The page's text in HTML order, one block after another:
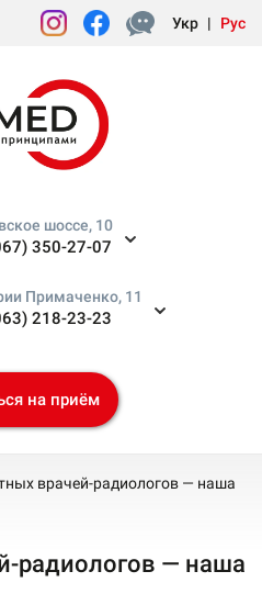
Укр | Рус
шоссе, 10
350-27-07
Примаченко, 11
218-23-23
на приём
врачей-радиологов — наша
радиологов — наша